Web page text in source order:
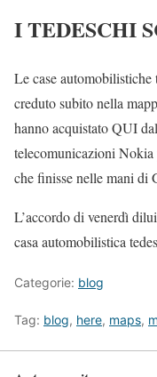
I TEDESCHI
Le case
creduto subito nella
hanno acquistato QUI dal
telecomunicazioni
che finisse nelle mani di
L’accordo di venerdì
casa automobilistica
Categorie: blog
Tag: blog, here, maps,